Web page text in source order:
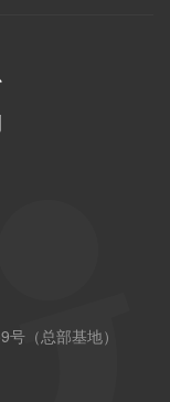
（总部基地）